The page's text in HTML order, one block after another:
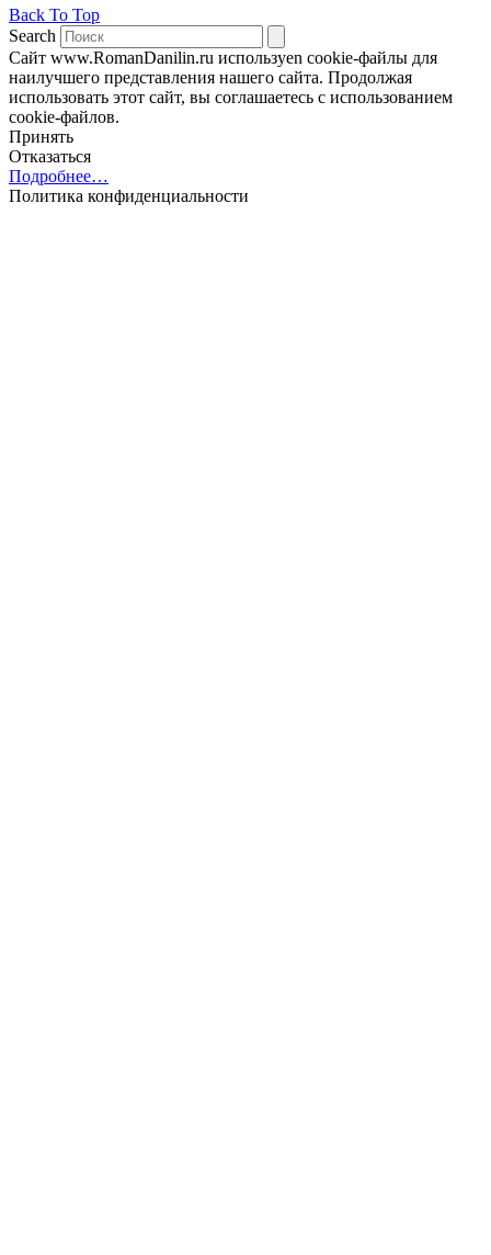
Back To Top
Search
Сайт www.RomanDanilin.ru используеn cookie-файлы для
наилучшего представления нашего сайта. Продолжая
использовать этот сайт, вы соглашаетесь с использованием
cookie-файлов.
Принять
Отказаться
Подробнее…
Политика конфиденциальности